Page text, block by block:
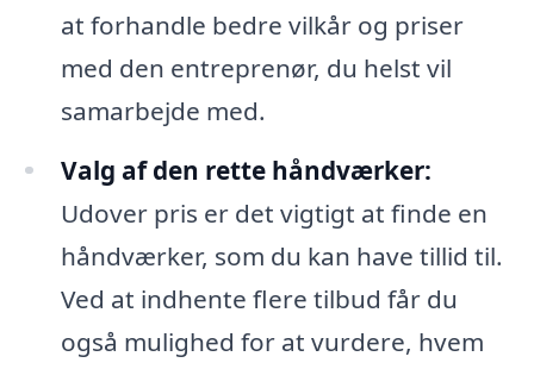
at forhandle bedre vilkår og priser
med den entreprenør, du helst vil
samarbejde med.
Valg af den rette håndværker:
Udover pris er det vigtigt at finde en
håndværker, som du kan have tillid til.
Ved at indhente flere tilbud får du
også mulighed for at vurdere, hvem